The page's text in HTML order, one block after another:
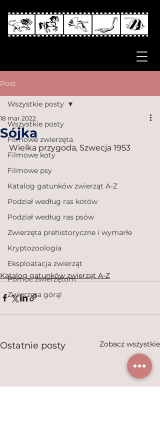
Post
Wszystkie posty
Filmowe zwierzęta
Filmowe koty
Filmowe psy
Katalog gatunków zwierząt A-Z
Podział według ras kotów
Podział według ras psów
Zwierzęta prehistoryczne i wymarłe
Kryptozoologia
Eksploatacja zwierząt
Pomoc zwierzętom
Zwierzęta górą!
Wszystkie posty
Sójka
18 mar 2022
Wielka przygoda, Szwecja 1953
Katalog gatunków zwierząt A-Z
Ostatnie posty Zobacz wszystkie